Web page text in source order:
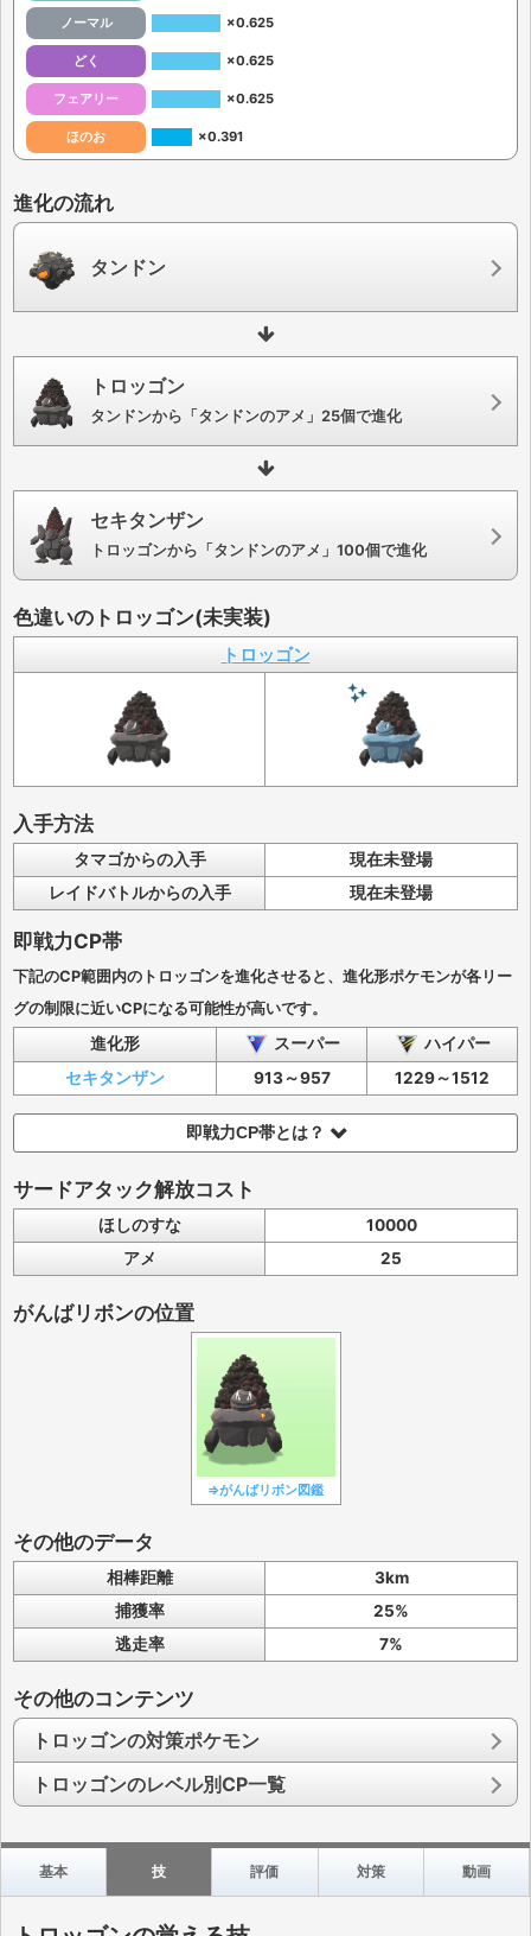
ノーマル ×0.625
どく ×0.625
フェアリー ×0.625
ほのお ×0.391
進化の流れ
タンドン
トロッゴン
タンドンから「タンドンのアメ」25個で進化
セキタンザン
トロッゴンから「タンドンのアメ」100個で進化
色違いのトロッゴン(未実装)
トロッゴン
入手方法
タマゴからの入手
現在未登場
レイドバトルからの入手
現在未登場
即戦力CP帯
下記のCP範囲内のトロッゴンを進化させると、進化形ポケモンが各リー
グの制限に近いCPになる可能性が高いです。
進化形 スーパー
ハイパー
セキタンザン
913～957 1229～1512
即戦力CP帯とは？
サードアタック解放コスト
ほしのすな
10000
アメ
25
がんばリボンの位置
⇒がんばリボン図鑑
その他のデータ
相棒距離
3km
捕獲率
25%
逃走率
7%
その他のコンテンツ
トロッゴンの対策ポケモン
トロッゴンのレベル別CP一覧
基本 技 評価 対策 動画